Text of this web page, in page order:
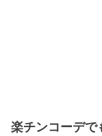
楽チンコーデで